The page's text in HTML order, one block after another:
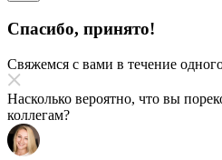
Спасибо, принято!
Свяжемся с вами в течение
Насколько вероятно, что вы
коллегам?